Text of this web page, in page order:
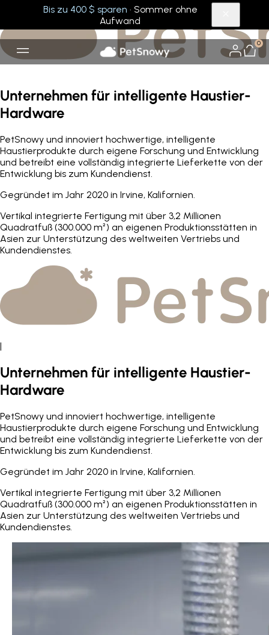
Bis zu 400 $ sparen · Sommer ohne
Aufwand
0
Unternehmen für intelligente Haustier-
Hardware
PetSnowy und innoviert hochwertige, intelligente
Haustierprodukte durch eigene Forschung und Entwicklung
und betreibt eine vollständig integrierte Lieferkette von der
Entwicklung bis zum Kundendienst.
Gegründet im Jahr 2020 in Irvine, Kalifornien.
Vertikal integrierte Fertigung mit über 3,2 Millionen
Quadratfuß (300.000 m²) an eigenen Produktionsstätten in
Asien zur Unterstützung des weltweiten Vertriebs und
Kundendienstes.
|
Unternehmen für intelligente Haustier-
Hardware
PetSnowy und innoviert hochwertige, intelligente
Haustierprodukte durch eigene Forschung und Entwicklung
und betreibt eine vollständig integrierte Lieferkette von der
Entwicklung bis zum Kundendienst.
Gegründet im Jahr 2020 in Irvine, Kalifornien.
Vertikal integrierte Fertigung mit über 3,2 Millionen
Quadratfuß (300.000 m²) an eigenen Produktionsstätten in
Asien zur Unterstützung des weltweiten Vertriebs und
Kundendienstes.